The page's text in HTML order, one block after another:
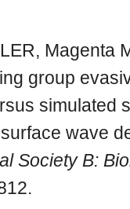
Magenta
group
simulated
wave
Society B: